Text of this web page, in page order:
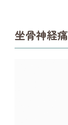
坐骨神経